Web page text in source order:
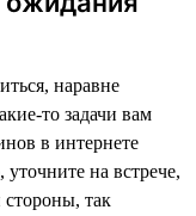
наравне
то задачи вам
в интернете
на встрече,
так